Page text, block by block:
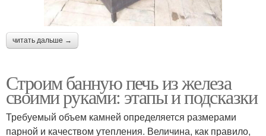
читать дальше →
Строим банную печь из железа
своими руками: этапы и подсказки
Требуемый объем камней определяется размерами
парной и качеством утепления. Величина, как правило,